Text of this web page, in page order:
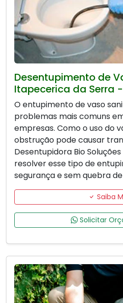
Desentupimento de
Itapecerica da Serra -
O entupimento de vaso
problemas mais comuns
empresas. Como o uso do
obstrução pode causar
Desentupidora Bio
resolver esse tipo de
segurança e sem quebra de
Saiba
Solicitar